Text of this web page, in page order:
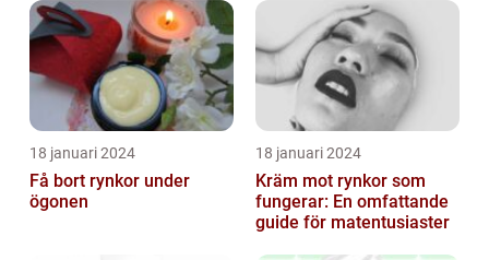
18 januari 2024
Få bort rynkor under
ögonen
18 januari 2024
Kräm mot rynkor som
fungerar: En omfattande
guide för matentusiaster